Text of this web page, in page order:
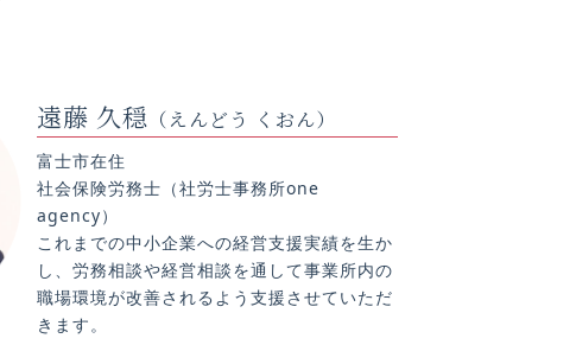
遠藤 久穏 （えんどう くおん）
富士市在住
社会保険労務士（社労士事務所one
agency）
これまでの中小企業への経営支援実績を生か
し、労務相談や経営相談を通して事業所内の
職場環境が改善されるよう支援させていただ
きます。